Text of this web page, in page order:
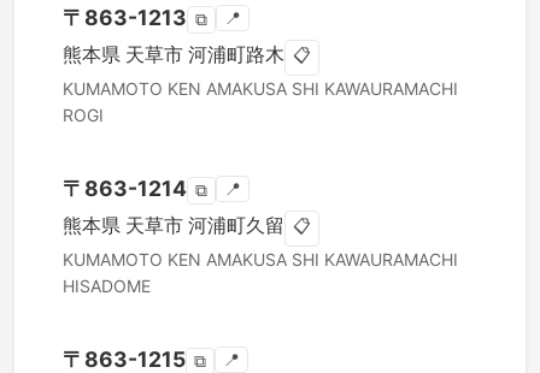
〒 863-1213 ⧉ 📍
熊本県 天草市 河浦町路木 📋
KUMAMOTO KEN AMAKUSA SHI KAWAURAMACHI
ROGI
〒 863-1214 ⧉ 📍
熊本県 天草市 河浦町久留 📋
KUMAMOTO KEN AMAKUSA SHI KAWAURAMACHI
HISADOME
〒 863-1215 ⧉ 📍